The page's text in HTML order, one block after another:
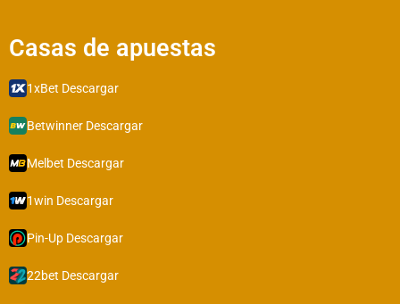
Casas de apuestas​​
1xBet Descargar
Betwinner Descargar
Melbet Descargar
1win Descargar
Pin-Up Descargar
22bet Descargar